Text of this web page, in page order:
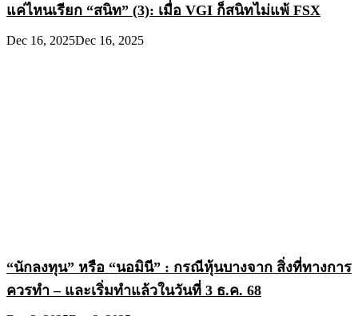
แค่ไหนเรียก “สนิท” (3): เมื่อ VGI ก็สนิทไม่แพ้ FSX
Dec 16, 2025Dec 16, 2025
“นักลงทุน” หรือ “นอมินี” : กรณีหุ้นบางจาก สิ่งที่ทางการ
ควรทำ – และเริ่มทำแล้วในวันที่ 3 ธ.ค. 68